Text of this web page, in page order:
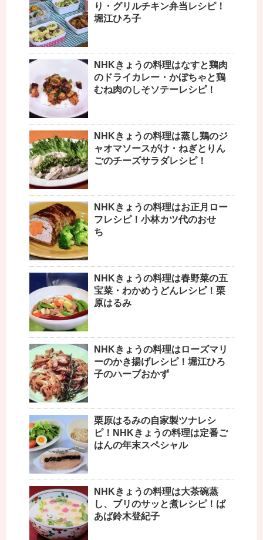
り・グリルチキン弁当レシピ！
堀江ひろ子
NHKきょうの料理はなすと鶏肉
のドライカレー・かぼちゃと鶏
むね肉のしそソテーレシピ！
NHKきょうの料理は蒸し鶏のジ
ャオマソースがけ・ねぎとりん
ごのチーズサラダレシピ！
NHKきょうの料理はお正月ロー
フレシピ！小林カツ代のおせ
ち
NHKきょうの料理は春野菜の五
宝菜・わかめうどんレシピ！栗
原はるみ
NHKきょうの料理はローズマリ
ーのかき揚げレシピ！堀江ひろ
子のハーブおかず
栗原はるみの自家製ツナレシ
ピ！NHKきょうの料理は定番ご
はんの年末スペシャル
NHKきょうの料理は大茶碗蒸
し、ブリのサッと煮レシピ！ば
あば鈴木登紀子